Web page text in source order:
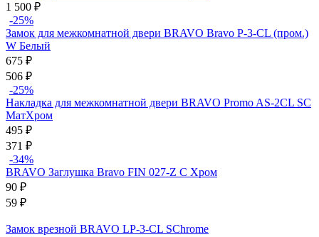
1 500 ₽
-25%
Замок для межкомнатной двери BRAVO Bravo P-3-CL (пром.)
W Белый
675 ₽
506 ₽
-25%
Накладка для межкомнатной двери BRAVO Promo AS-2CL SC
МатХром
495 ₽
371 ₽
-34%
BRAVO Заглушка Bravo FIN 027-Z C Хром
90 ₽
59 ₽
Замок врезной BRAVO LP-3-CL SChrome